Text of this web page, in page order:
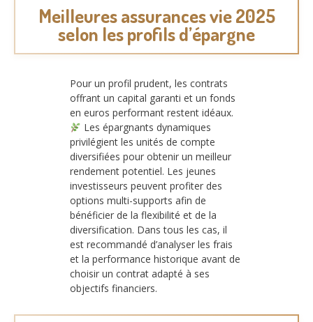
Meilleures assurances vie 2025
selon les profils d’épargne
Pour un profil prudent, les contrats
offrant un capital garanti et un fonds
en euros performant restent idéaux.
Les épargnants dynamiques
privilégient les unités de compte
diversifiées pour obtenir un meilleur
rendement potentiel. Les jeunes
investisseurs peuvent profiter des
options multi-supports afin de
bénéficier de la flexibilité et de la
diversification. Dans tous les cas, il
est recommandé d’analyser les frais
et la performance historique avant de
choisir un contrat adapté à ses
objectifs financiers.